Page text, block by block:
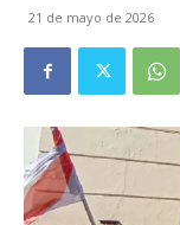
21 de mayo de 2026